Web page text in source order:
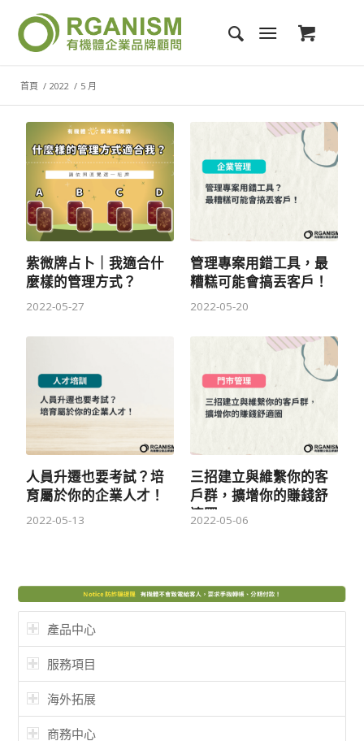
首頁 / 2022 / 5 月
紫微牌占卜｜我適合什
麼樣的管理方式？
2022-05-27
管理專案用錯工具，最
糟糕可能會搞丟客戶！
2022-05-20
人員升遷也要考試？培
育屬於你的企業人才！
2022-05-13
三招建立與維繫你的客
戶群，擴增你的賺錢舒
適圈
2022-05-06
產品中心
服務項目
海外拓展
商務中心